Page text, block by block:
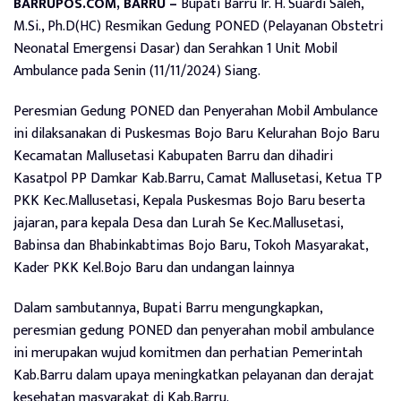
M.Si., Ph.D(HC) Resmikan Gedung PONED (Pelayanan Obstetri
Neonatal Emergensi Dasar) dan Serahkan 1 Unit Mobil
Ambulance pada Senin (11/11/2024) Siang.
Peresmian Gedung PONED dan Penyerahan Mobil Ambulance
ini dilaksanakan di Puskesmas Bojo Baru Kelurahan Bojo Baru
Kecamatan Mallusetasi Kabupaten Barru dan dihadiri
Kasatpol PP Damkar Kab.Barru, Camat Mallusetasi, Ketua TP
PKK Kec.Mallusetasi, Kepala Puskesmas Bojo Baru beserta
jajaran, para kepala Desa dan Lurah Se Kec.Mallusetasi,
Babinsa dan Bhabinkabtimas Bojo Baru, Tokoh Masyarakat,
Kader PKK Kel.Bojo Baru dan undangan lainnya
Dalam sambutannya, Bupati Barru mengungkapkan,
peresmian gedung PONED dan penyerahan mobil ambulance
ini merupakan wujud komitmen dan perhatian Pemerintah
Kab.Barru dalam upaya meningkatkan pelayanan dan derajat